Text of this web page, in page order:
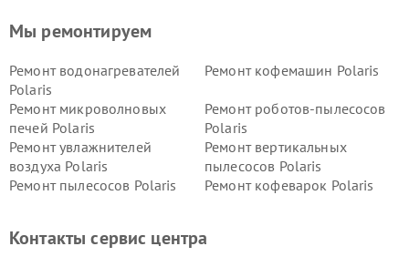
Мы ремонтируем
Ремонт водонагревателей
Polaris
Ремонт кофемашин Polaris
Ремонт микроволновых
печей Polaris
Ремонт роботов-пылесосов
Polaris
Ремонт увлажнителей
воздуха Polaris
Ремонт вертикальных
пылесосов Polaris
Ремонт пылесосов Polaris
Ремонт кофеварок Polaris
Контакты сервис центра